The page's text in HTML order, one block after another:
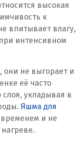
высокая
к
впитывает влагу,
интенсивном
, они не выгорает и
её часто
слоя, укладывая в
Яшма для
и не